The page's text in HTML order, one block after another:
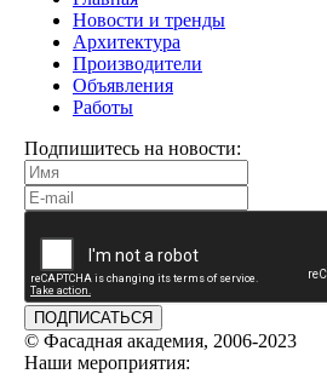
Новости и тренды
Архитектура
Производители
Объявления
Работы
Подпишитесь на новости:
ПОДПИСАТЬСЯ
© Фасадная академия, 2006-2023
Наши мероприятия: